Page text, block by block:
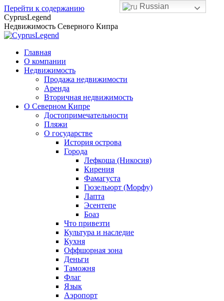
Перейти к содержанию
CyprusLegend
Недвижимость Северного Кипра
Главная
О компании
Недвижимость
Продажа недвижимости
Аренда
Вторичная недвижимость
О Северном Кипре
Достопримечательности
Пляжи
О государстве
История острова
Города
Лефкоша (Никосия)
Кирения
Фамагуста
Гюзельюрт (Морфу)
Лапта
Эсентепе
Боаз
Что привезти
Культура и наследие
Кухня
Оффшорная зона
Деньги
Таможня
Флаг
Язык
Аэропорт
Russian